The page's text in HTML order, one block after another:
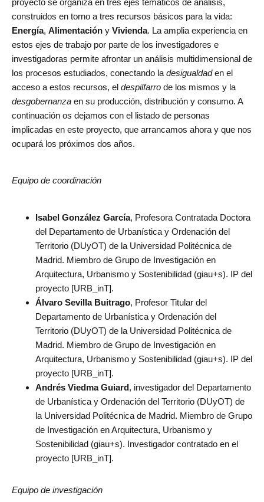
construidos en torno a tres recursos básicos para la vida:
Energía, Alimentación y Vivienda. La amplia experiencia en
estos ejes de trabajo por parte de los investigadores e
investigadoras permite afrontar un análisis multidimensional de
los procesos estudiados, conectando la desigualdaden el
acceso a estos recursos, el despilfarro de los mismos y la
desgobernanza en su producción, distribución y consumo. A
continuación os dejamos con el listado de personas
implicadas en este proyecto, que arrancamos ahora y que nos
ocupará los próximos dos años.
Equipo de coordinación
Isabel González García, Profesora Contratada Doctora
del Departamento de Urbanística y Ordenación del
Territorio (DUyOT) de la Universidad Politécnica de
Madrid. Miembro de Grupo de Investigación en
Arquitectura, Urbanismo y Sostenibilidad (giau+s). IP del
proyecto [URB_inT].
Álvaro Sevilla Buitrago, Profesor Titular del
Departamento de Urbanística y Ordenación del
Territorio (DUyOT) de la Universidad Politécnica de
Madrid. Miembro de Grupo de Investigación en
Arquitectura, Urbanismo y Sostenibilidad (giau+s). IP del
proyecto [URB_inT].
Andrés Viedma Guiard, investigador del Departamento
de Urbanística y Ordenación del Territorio (DUyOT) de
la Universidad Politécnica de Madrid. Miembro de Grupo
de Investigación en Arquitectura, Urbanismo y
Sostenibilidad (giau+s). Investigador contratado en el
proyecto [URB_inT].
Equipo de investigación